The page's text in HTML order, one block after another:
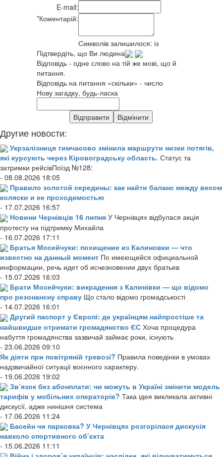
E-mail:
*Коментарій:
Символів залишилося: із
Підтвердіть, що Ви людина
Відповідь - одне слово на тій же мові, що й
питання.
Відповідь на питання «скільки» - число
Нову загадку, будь-ласка
Другие новости:
Укрзалізниця тимчасово змінила маршрути низки потягів,
які курсують через Кіровоградську область. Статус та
затримки рейсівПоїзд №128:
- 08.08.2026 18:05
Правило золотой середины: как найти баланс между весом
коляски и ее проходимостью
- 17.07.2026 16:57
Новини Чернівців 16 липня У Чернівцях відбулася акція
протесту на підтримку Михайла
- 16.07.2026 17:11
Братья Мосейчуки: похищение из Калиновки — что
известно на данный момент По имеющейся официальной
информации, речь идет об исчезновении двух братьев
- 15.07.2026 16:03
Брати Мосейчуки: викрадення з Калинівки — що відомо
про резонансну справу Що стало відомо громадськості
- 14.07.2026 16:01
Другий паспорт у Європі: де українцям найпростіше та
найшвидше отримати громадянство ЄС Хоча процедура
набуття громадянства зазвичай займає роки, існують
- 23.06.2026 09:10
Як діяти при повітряній тревозі? Правила поведінки в умовах
надзвичайної ситуації воєнного характеру.
- 19.06.2026 19:02
Зв’язок без абонплати: чи можуть в Україні змінити модель
тарифів у мобільних операторів? Така ідея викликала активні
дискусії, адже нинішня система
- 17.06.2026 11:24
Басейн чи парковка? У Чернівцях розгорілася дискусія
навколо спортивного об’єкта
- 15.06.2026 11:11